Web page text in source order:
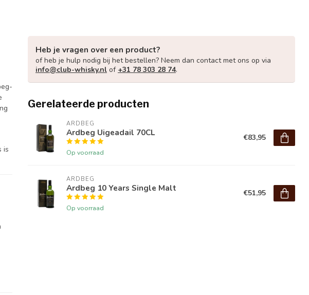
is
Heb je vragen over een product?
of heb je hulp nodig bij het bestellen? Neem dan contact met ons op via
info@club-whisky.nl of +31 78 303 28 74.
Gerelateerde producten
ARDBEG
Ardbeg Uigeadail 70CL
Op voorraad
€83,95
ARDBEG
Ardbeg 10 Years Single Malt
Op voorraad
€51,95